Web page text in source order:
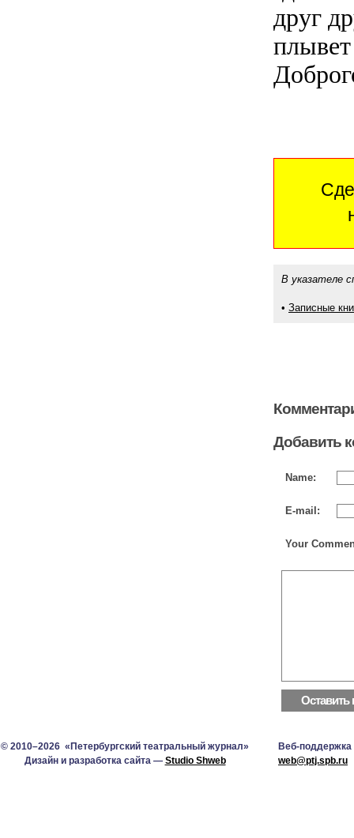
друг
В указателе
• Записные
Добавить
Name:
E-mail:
Your
© 2010–2026 «Петербургский театральный журнал»
Дизайн и разработка сайта — Studio Shweb
Веб-поддержка
web@ptj.spb.ru